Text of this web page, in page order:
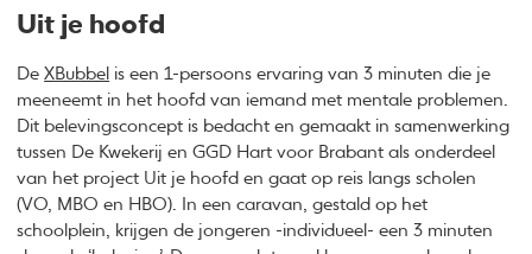
Uit je hoofd
DeXBubbel is een 1-persoons ervaring van 3 minuten die je
meeneemt in het hoofd van iemand met mentale problemen.
Dit belevingsconcept is bedacht en gemaakt in samenwerking
tussen De Kwekerij en GGD Hart voor Brabant als onderdeel
van het project Uit je hoofd en gaat op reis langs scholen
(VO, MBO en HBO). In een caravan, gestald op het
schoolplein, krijgen de jongeren -individueel- een 3 minuten